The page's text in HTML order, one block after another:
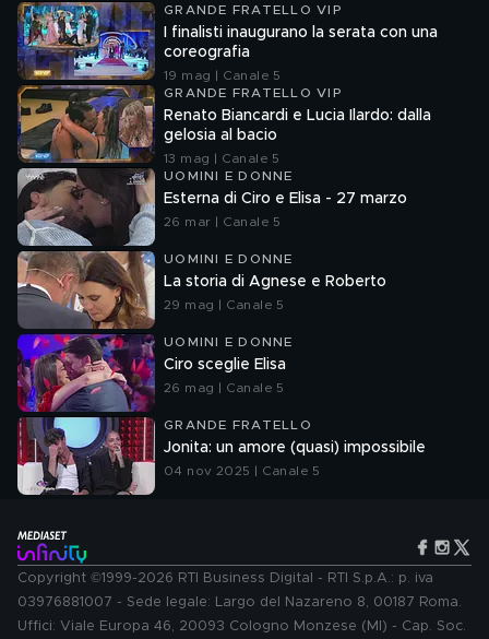
GRANDE FRATELLO VIP
I finalisti inaugurano la serata con una
coreografia
19 mag | Canale 5
GRANDE FRATELLO VIP
Renato Biancardi e Lucia Ilardo: dalla
gelosia al bacio
13 mag | Canale 5
UOMINI E DONNE
Esterna di Ciro e Elisa - 27 marzo
26 mar | Canale 5
UOMINI E DONNE
La storia di Agnese e Roberto
29 mag | Canale 5
UOMINI E DONNE
Ciro sceglie Elisa
26 mag | Canale 5
GRANDE FRATELLO
Jonita: un amore (quasi) impossibile
04 nov 2025 | Canale 5
Copyright ©1999-2026 RTI Business Digital - RTI S.p.A.: p. iva
03976881007 - Sede legale: Largo del Nazareno 8, 00187 Roma.
Uffici: Viale Europa 46, 20093 Cologno Monzese (MI) - Cap. Soc.